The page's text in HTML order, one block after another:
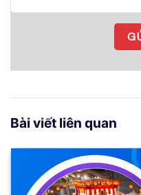
Bài viết liên quan